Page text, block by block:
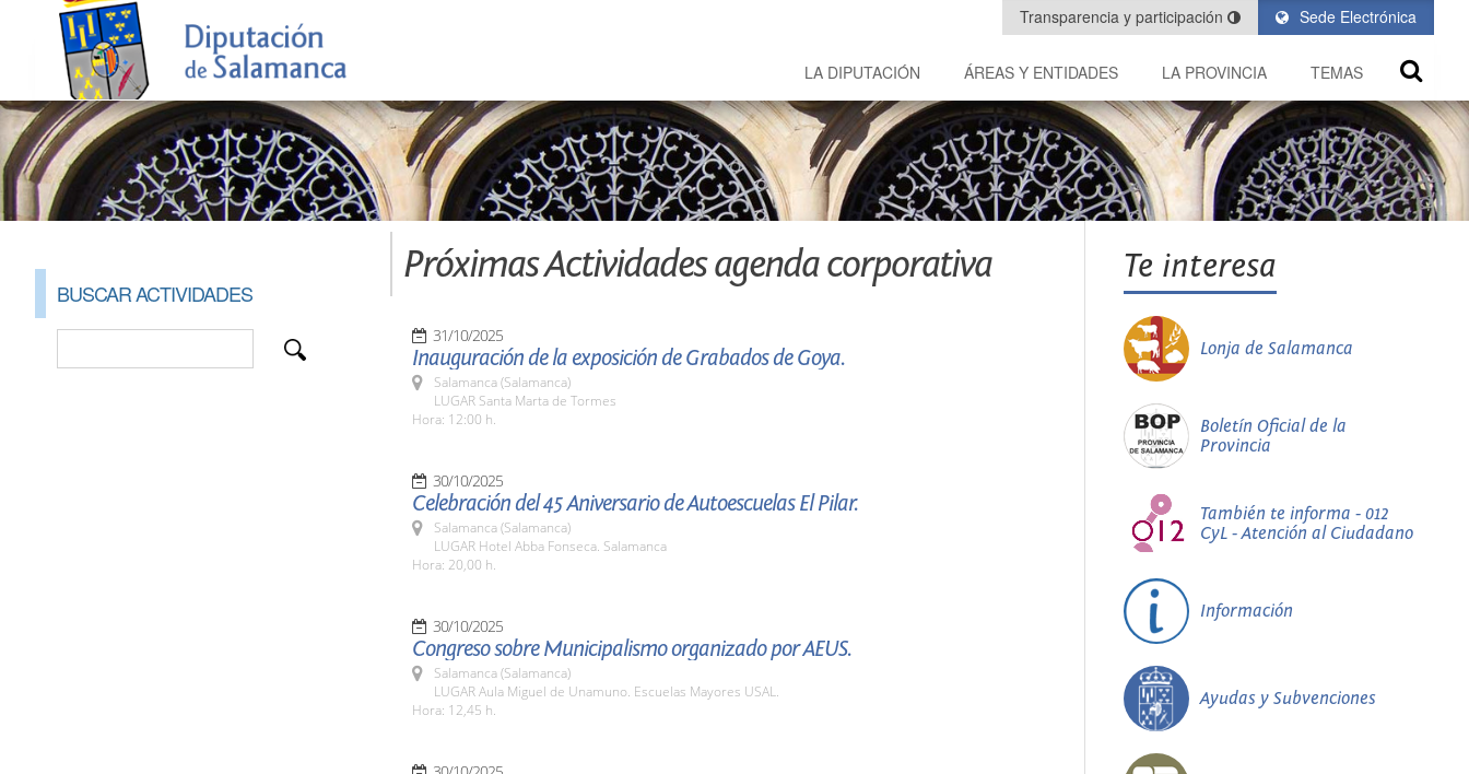
Sede Electrónica
Transparencia y participación
LA DIPUTACIÓN ÁREAS Y ENTIDADES LA PROVINCIA TEMAS
BUSCAR ACTIVIDADES
Próximas Actividades agenda corporativa
31/10/2025
Inauguración de la exposición de Grabados de Goya.
Salamanca (Salamanca)
LUGAR Santa Marta de Tormes
Hora: 12:00 h.
30/10/2025
Celebración del 45 Aniversario de Autoescuelas El Pilar.
Salamanca (Salamanca)
LUGAR Hotel Abba Fonseca. Salamanca
Hora: 20,00 h.
30/10/2025
Congreso sobre Municipalismo organizado por AEUS.
Salamanca (Salamanca)
LUGAR Aula Miguel de Unamuno. Escuelas Mayores USAL.
Hora: 12,45 h.
Te interesa
Lonja de Salamanca
Boletín Oficial de la
Provincia
También te informa - 012
CyL - Atención al Ciudadano
Información
Ayudas y Subvenciones